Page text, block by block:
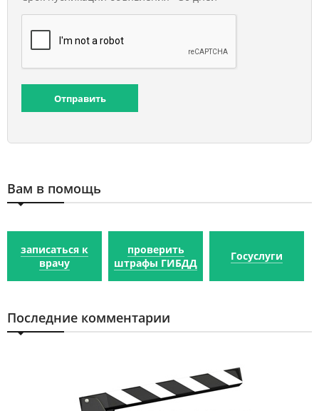
Отправить
Вам в помощь
записаться к
врачу
проверить
штрафы ГИБДД
Госуслуги
Последние комментарии